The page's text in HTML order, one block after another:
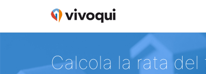
Calcola la rata